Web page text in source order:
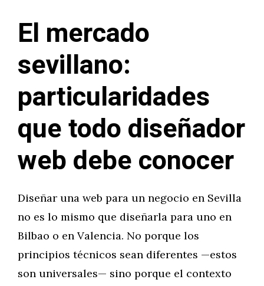
El mercado
sevillano:
particularidades
que todo diseñador
web debe conocer
Diseñar una web para un negocio en Sevilla
no es lo mismo que diseñarla para uno en
Bilbao o en Valencia. No porque los
principios técnicos sean diferentes —estos
son universales— sino porque el contexto